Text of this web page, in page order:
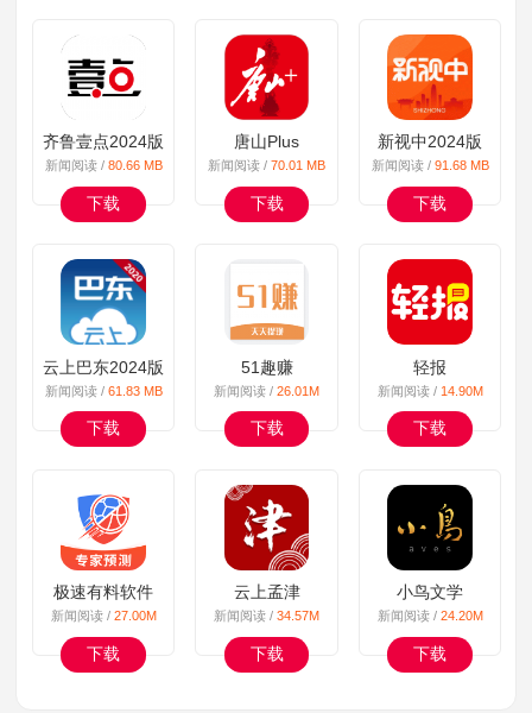
齐鲁壹点2024版
新闻阅读 / 80.66 MB
下载
唐山Plus
新闻阅读 /70.01 MB
下载
新视中2024版
新闻阅读 / 91.68 MB
下载
云上巴东2024版
新闻阅读 / 61.83 MB
下载
51趣赚
新闻阅读 /26.01M
下载
轻报
新闻阅读 / 14.90M
下载
极速有料软件
新闻阅读 / 27.00M
下载
云上孟津
新闻阅读 /34.57M
下载
小鸟文学
新闻阅读 / 24.20M
下载